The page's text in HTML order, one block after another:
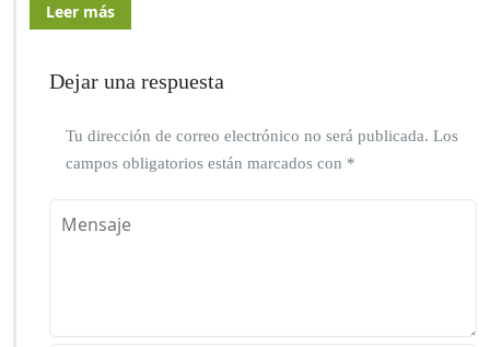
Leer más
Dejar una respuesta
Tu dirección de correo electrónico no será publicada. Los
campos obligatorios están marcados con *